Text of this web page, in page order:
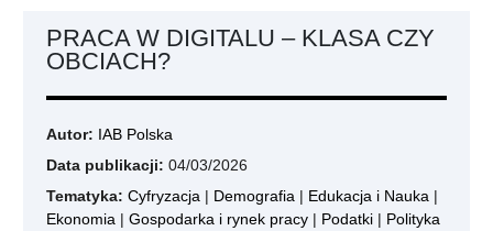
PRACA W DIGITALU – KLASA CZY
OBCIACH?
Autor: IAB Polska
Data publikacji: 04/03/2026
Tematyka: Cyfryzacja | Demografia | Edukacja i Nauka |
Ekonomia | Gospodarka i rynek pracy | Podatki | Polityka